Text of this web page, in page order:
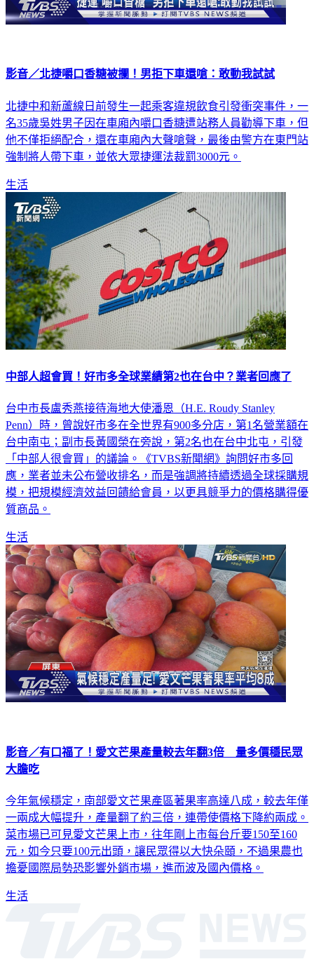
影音／北捷嚼口香糖被攔！男拒下車還嗆：敢動我試試
北捷中和新蘆線日前發生一起乘客違規飲食引發衝突事件，一
名35歲吳姓男子因在車廂內嚼口香糖遭站務人員勸導下車，但
他不僅拒絕配合，還在車廂內大聲嗆聲，最後由警方在東門站
強制將人帶下車，並依大眾捷運法裁罰3000元。
生活
中部人超會買！好市多全球業績第2也在台中？業者回應了
台中市長盧秀燕接待海地大使潘恩（H.E. Roudy Stanley
Penn）時，曾說好市多在全世界有900多分店，第1名營業額在
台中南屯；副市長黃國榮在旁說，第2名也在台中北屯，引發
「中部人很會買」的議論。《TVBS新聞網》詢問好市多回
應，業者並未公布營收排名，而是強調將持續透過全球採購規
模，把規模經濟效益回饋給會員，以更具競爭力的價格購得優
質商品。
生活
影音／有口福了！愛文芒果產量較去年翻3倍 量多價穩民眾
大膽吃
今年氣候穩定，南部愛文芒果產區著果率高達八成，較去年僅
一兩成大幅提升，產量翻了約三倍，連帶使價格下降約兩成。
菜市場已可見愛文芒果上市，往年剛上市每台斤要150至160
元，如今只要100元出頭，讓民眾得以大快朵頤，不過果農也
擔憂國際局勢恐影響外銷市場，進而波及國內價格。
生活